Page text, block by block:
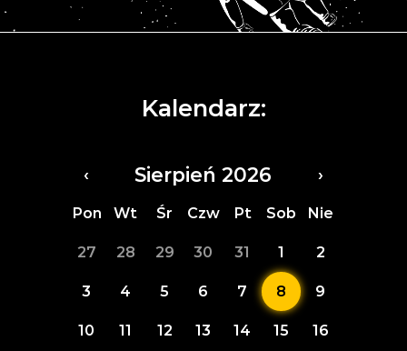
Kalendarz:
‹ Sierpień 2026 ›
Pon Wt Śr Czw Pt Sob Nie
27 28 29 30 31 1 2
3 4 5 6 7 8 9
10 11 12 13 14 15 16